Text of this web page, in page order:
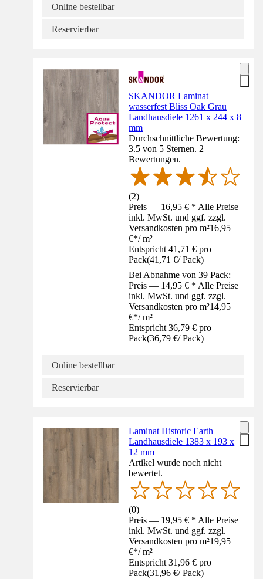
Online bestellbar
Reservierbar
SKANDOR Laminat
wasserfest Bliss Oak Grau
Landhausdiele 1261 x 244 x 8
mm
Durchschnittliche Bewertung:
3.5 von 5 Sternen. 2
Bewertungen.
(2)
Preis — 16,95 € * Alle Preise
inkl. MwSt. und ggf. zzgl.
Versandkosten pro m²16,95
€*/ m²
Entspricht 41,71 € pro
Pack(41,71 €/ Pack)
Bei Abnahme von 39 Pack:
Preis — 14,95 € * Alle Preise
inkl. MwSt. und ggf. zzgl.
Versandkosten pro m²14,95
€*/ m²
Entspricht 36,79 € pro
Pack(36,79 €/ Pack)
Online bestellbar
Reservierbar
Laminat Historic Earth
Landhausdiele 1383 x 193 x
12 mm
Artikel wurde noch nicht
bewertet.
(0)
Preis — 19,95 € * Alle Preise
inkl. MwSt. und ggf. zzgl.
Versandkosten pro m²19,95
€*/ m²
Entspricht 31,96 € pro
Pack(31,96 €/ Pack)